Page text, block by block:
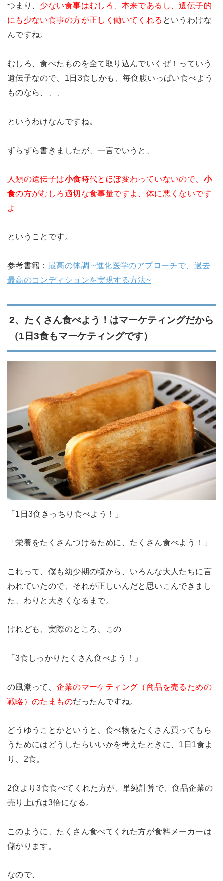
つまり、 少ない食事はむしろ、本来であるし、遺伝子的
にも少ない食事の方が正しく働いてくれる というわけな
んですね。
むしろ、食べたものを全て取り込んでいくぜ！っていう
遺伝子なので、1日3食しかも、毎食腹いっぱい食べよう
ものなら、、、
というわけなんですね。
ずらずら書きましたが、一言でいうと、
人類の遺伝子は小食時代とほぼ変わっていないので、 小
食の方がむしろ適切な食事量ですよ、体に悪くないです
よ
ということです。
参考書籍： 最高の体調 ~進化医学のアプローチで、過去
最高のコンディションを実現する方法~
2、たくさん食べよう！はマーケティングだから
（1日3食もマーケティングです）
「1日3食きっちり食べよう！」
「栄養をたくさんつけるために、たくさん食べよう！」
これって、僕も幼少期の頃から、いろんな大人たちに言
われていたので、それが正しいんだと思いこんできまし
た、わりと大きくなるまで。
けれども、実際のところ、この
「3食しっかりたくさん食べよう！」
の風潮って、企業のマーケティング（商品を売るための
戦略）のたまものだったんですね。
どうゆうことかというと、食べ物をたくさん買ってもら
うためにはどうしたらいいかを考えたときに、1日1食よ
り、2食。
2食より3食食べてくれた方が、単純計算で、食品企業の
売り上げは3倍になる。
このように、たくさん食べてくれた方が食料メーカーは
儲かります。
なので、